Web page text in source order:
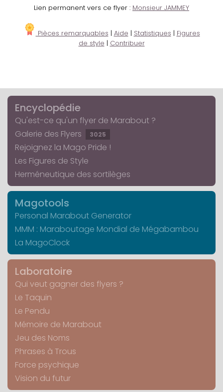
Lien permanent vers ce flyer : Monsieur JAMMEY
Pièces remarquables | Aide | Statistiques | Figures
de style | Contribuer
Encyclopédie
Qu'est-ce qu'un flyer de Marabout ?
Galerie des Flyers
3025
Rejoignez la Mago Pride !
Les Figures de Style
Herméneutique des sortilèges
Magotools
Personal Marabout Generator
MMM : Maraboutage Mondial de Mégabambou
La MagoClock
Laboratoire
Qui veut gagner des flyers ?
Le Taquin
Le Pendu
Mémoire de Marabout
Jeu des Noms
Phrases à Trous
Force psychique
Vision du futur